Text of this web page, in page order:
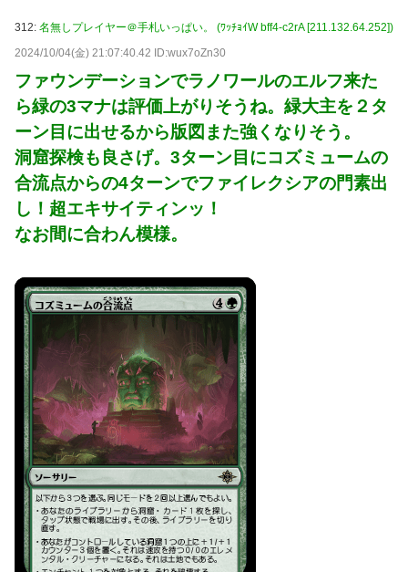
312: 名無しプレイヤー＠手札いっぱい。 (ﾜｯﾁｮｲW bff4-c2rA [211.132.64.252])
2024/10/04(金) 21:07:40.42 ID:wux7oZn30
ファウンデーションでラノワールのエルフ来た
ら緑の3マナは評価上がりそうね。緑大主を２タ
ーン目に出せるから版図また強くなりそう。
洞窟探検も良さげ。3ターン目にコズミュームの
合流点からの4ターンでファイレクシアの門素出
し！超エキサイティンッ！
なお間に合わん模様。